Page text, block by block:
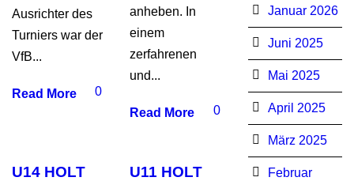
Ausrichter des
Turniers war der
VfB...
Read More 0
anheben. In
einem
zerfahrenen
und...
Read More 0
U14 HOLT
U11 HOLT
Januar 2026
Juni 2025
Mai 2025
April 2025
März 2025
Februar